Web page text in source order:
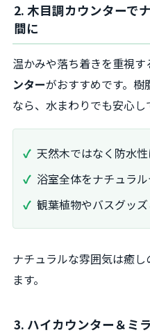
2. 木目調カウンターで
間に
温かみや落ち着きを重視す
ンターがおすすめです。
なら、水まわりでも安心し
天然木ではなく防水
浴室全体をナチュラ
観葉植物やバスグッ
ナチュラルな雰囲気は癒
ます。
3. ハイカウンター＆ミ